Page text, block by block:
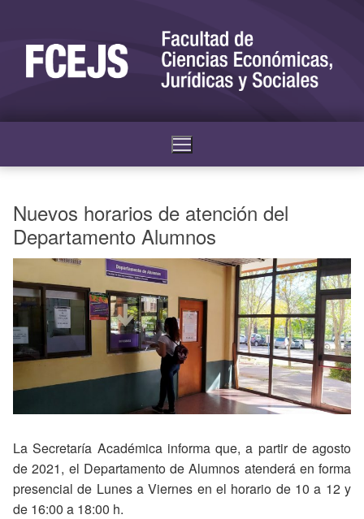
Nuevos horarios de atención del
Departamento Alumnos
La Secretaría Académica informa que, a partir de agosto
de 2021, el Departamento de Alumnos atenderá en forma
presencial de Lunes a Viernes en el horario de 10 a 12 y
de 16:00 a 18:00 h.